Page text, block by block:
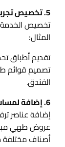
5. تخصيص تجربة الطعام
تخصيص الخدمة
المثال:
تقديم أطباق
تصميم قوائم
الفندق.
6. إضافة لمسات ترفيهية
إضافة عناصر
عروض طهي
أصناف مختلفة